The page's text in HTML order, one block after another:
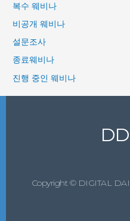
복수 웨비나
비공개 웨비나
설문조사
종료웨비나
진행 중인 웨비나
DD
Copyright © DIGITAL